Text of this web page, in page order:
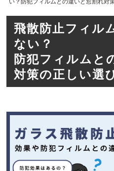
い？防犯フィルムとの違いと窓割れ対
飛散防止フィル
ない？
防犯フィルムと
対策の正しい選